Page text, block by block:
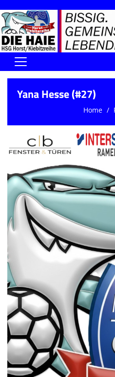
Home
DIE HAIE I Der Vorstand
Handball-Förderverein der Haie
Kontaktformular
UNSERE SPORTHALLEN
Training & Termine
DIENSTE (SR/KG/VK)
Die SpecialHaie
Trainer
ALLE SPIELE
HAIE TV
NEWSLETTER
DIE HAIE I Intern
Partner
Yana Hesse (#27)
Home